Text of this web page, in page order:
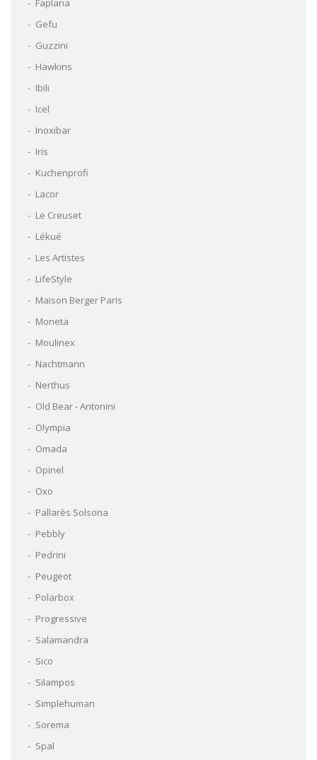
Faplana
Gefu
Guzzini
Hawkins
Ibili
Icel
Inoxibar
Iris
Kuchenprofi
Lacor
Le Creuset
Lékué
Les Artistes
LifeStyle
Maison Berger Paris
Moneta
Moulinex
Nachtmann
Nerthus
Old Bear - Antonini
Olympia
Omada
Opinel
Oxo
Pallarès Solsona
Pebbly
Pedrini
Peugeot
Polarbox
Progressive
Salamandra
Sico
Silampos
Simplehuman
Sorema
Spal